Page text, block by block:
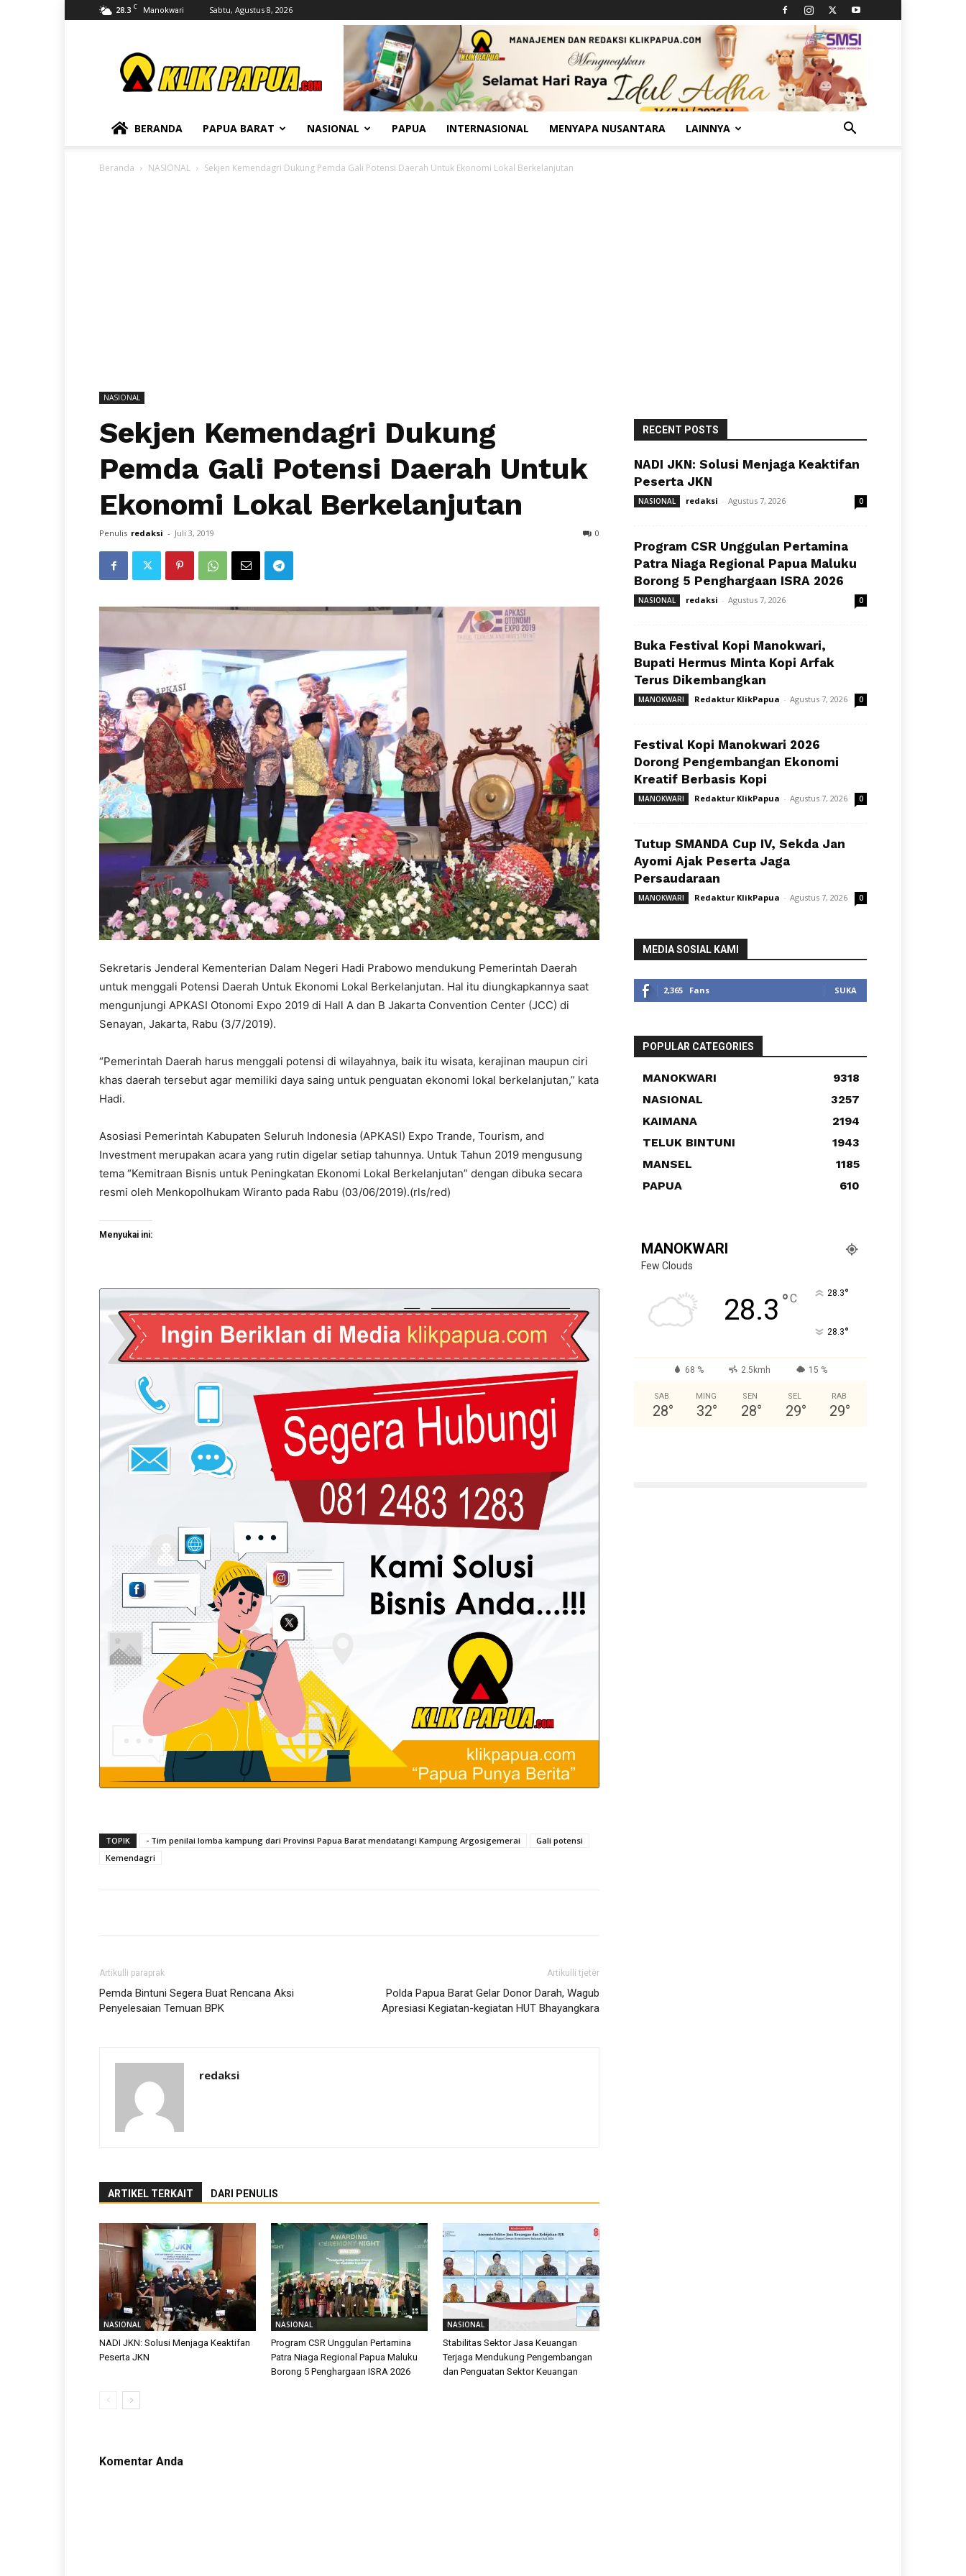
28.3 C Manokwari Sabtu, Agustus 8, 2026
BERANDA PAPUA BARAT NASIONAL PAPUA INTERNASIONAL MENYAPA NUSANTARA LAINNYA
Beranda NASIONAL Sekjen Kemendagri Dukung Pemda Gali Potensi Daerah Untuk Ekonomi Lokal Berkelanjutan
NASIONAL
Sekjen Kemendagri Dukung
Pemda Gali Potensi Daerah Untuk
Ekonomi Lokal Berkelanjutan
Penulis redaksi - Juli 3, 2019 0
Sekretaris Jenderal Kementerian Dalam Negeri Hadi Prabowo mendukung Pemerintah Daerah
untuk menggali Potensi Daerah Untuk Ekonomi Lokal Berkelanjutan. Hal itu diungkapkannya saat
mengunjungi APKASI Otonomi Expo 2019 di Hall A dan B Jakarta Convention Center (JCC) di
Senayan, Jakarta, Rabu (3/7/2019).
“Pemerintah Daerah harus menggali potensi di wilayahnya, baik itu wisata, kerajinan maupun ciri
khas daerah tersebut agar memiliki daya saing untuk penguatan ekonomi lokal berkelanjutan,” kata
Hadi.
Asosiasi Pemerintah Kabupaten Seluruh Indonesia (APKASI) Expo Trande, Tourism, and
Investment merupakan acara yang rutin digelar setiap tahunnya. Untuk Tahun 2019 mengusung
tema “Kemitraan Bisnis untuk Peningkatan Ekonomi Lokal Berkelanjutan” dengan dibuka secara
resmi oleh Menkopolhukam Wiranto pada Rabu (03/06/2019).(rls/red)
Menyukai ini:
TOPIK - Tim penilai lomba kampung dari Provinsi Papua Barat mendatangi Kampung Argosigemerai
Gali potensi
Kemendagri
Artikulli paraprak
Pemda Bintuni Segera Buat Rencana Aksi
Penyelesaian Temuan BPK
Artikulli tjetër
Polda Papua Barat Gelar Donor Darah, Wagub
Apresiasi Kegiatan-kegiatan HUT Bhayangkara
redaksi
ARTIKEL TERKAIT DARI PENULIS
NASIONAL
NADI JKN: Solusi Menjaga Keaktifan
Peserta JKN
NASIONAL
Program CSR Unggulan Pertamina
Patra Niaga Regional Papua Maluku
Borong 5 Penghargaan ISRA 2026
NASIONAL
Stabilitas Sektor Jasa Keuangan
Terjaga Mendukung Pengembangan
dan Penguatan Sektor Keuangan
Komentar Anda
RECENT POSTS
NADI JKN: Solusi Menjaga Keaktifan
Peserta JKN
NASIONAL redaksi - Agustus 7, 2026 0
Program CSR Unggulan Pertamina
Patra Niaga Regional Papua Maluku
Borong 5 Penghargaan ISRA 2026
NASIONAL redaksi - Agustus 7, 2026 0
Buka Festival Kopi Manokwari,
Bupati Hermus Minta Kopi Arfak
Terus Dikembangkan
MANOKWARI Redaktur KlikPapua - Agustus 7, 2026 0
Festival Kopi Manokwari 2026
Dorong Pengembangan Ekonomi
Kreatif Berbasis Kopi
MANOKWARI Redaktur KlikPapua - Agustus 7, 2026 0
Tutup SMANDA Cup IV, Sekda Jan
Ayomi Ajak Peserta Jaga
Persaudaraan
MANOKWARI Redaktur KlikPapua - Agustus 7, 2026 0
MEDIA SOSIAL KAMI
2,365 Fans SUKA
POPULAR CATEGORIES
MANOKWARI
9318
NASIONAL
3257
KAIMANA
2194
TELUK BINTUNI
1943
MANSEL
1185
PAPUA
610
MANOKWARI
Few Clouds
28.3 °C 28.3°
28.3°
68 % 2.5kmh 15 %
SAB
28°
MING
32°
SEN
28°
SEL
29°
RAB
29°